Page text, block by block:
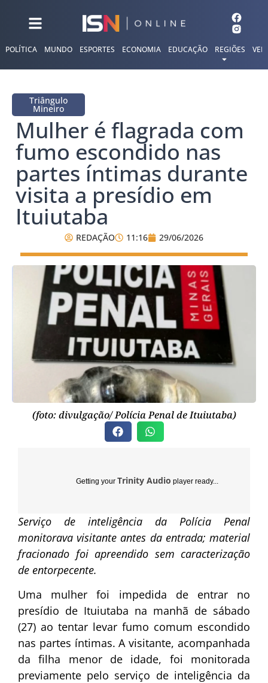
POLÍTICA MUNDO ESPORTES ECONOMIA EDUCAÇÃO REGIÕES
Triângulo
Mineiro
Mulher é flagrada com
fumo escondido nas
partes íntimas durante
visita a presídio em
Ituiutaba
REDAÇÃO 11:16 29/06/2026
(foto: divulgação/ Polícia Penal de Ituiutaba)
Getting your Trinity Audio player ready...
Serviço de inteligência da Polícia Penal
monitorava visitante antes da entrada; material
fracionado foi apreendido sem caracterização
de entorpecente.
Uma mulher foi impedida de entrar no
presídio de Ituiutaba na manhã de sábado
(27) ao tentar levar fumo comum escondido
nas partes íntimas. A visitante, acompanhada
da filha menor de idade, foi monitorada
previamente pelo serviço de inteligência da